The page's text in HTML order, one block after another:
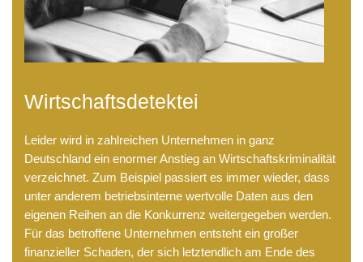
Wirtschaftsdetektei
Leider wird in zahlreichen Unternehmen in ganz
Deutschland ein enormer Anstieg an Wirtschaftskriminalität
verzeichnet. Zum Beispiel passiert es immer wieder, dass
unter anderem betriebsinterne wertvolle Daten aus den
eigenen Reihen an die Konkurrenz weitergegeben werden.
Für das betroffene Unternehmen entsteht ein großer
finanzieller Schaden, der sich letztendlich am Ende des